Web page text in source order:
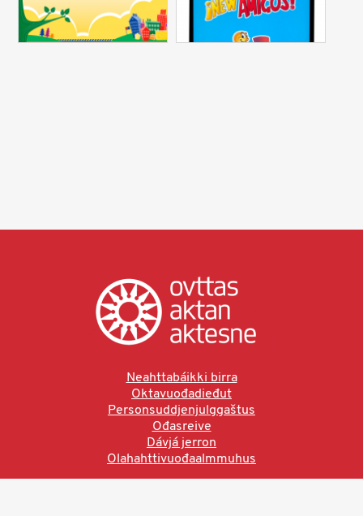
Neahttabáikki birra
Oktavuođadieđut
Personsuddjenjulggaštus
Ođasreive
Dávjá jerron
Olahahttivuođaalmmuhus